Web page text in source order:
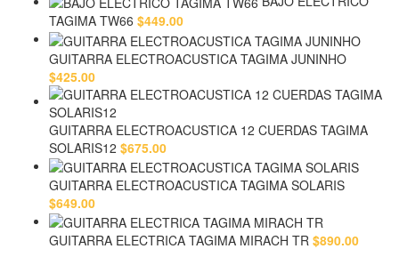
TAGIMA TW66 $449.00
GUITARRA ELECTROACUSTICA TAGIMA JUNINHO
$425.00
GUITARRA ELECTROACUSTICA 12 CUERDAS TAGIMA
SOLARIS12 $675.00
GUITARRA ELECTROACUSTICA TAGIMA SOLARIS
$649.00
GUITARRA ELECTRICA TAGIMA MIRACH TR $890.00